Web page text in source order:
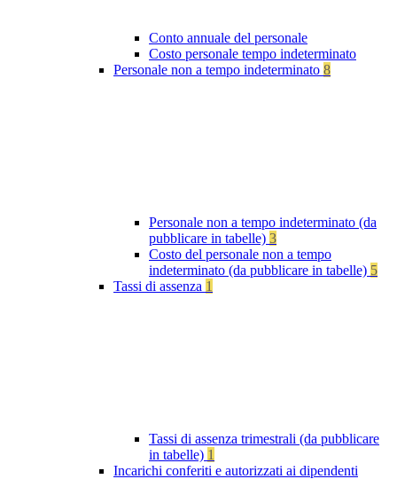
Conto annuale del personale
Costo personale tempo indeterminato
Personale non a tempo indeterminato 8
Personale non a tempo indeterminato (da
pubblicare in tabelle) 3
Costo del personale non a tempo
indeterminato (da pubblicare in tabelle) 5
Tassi di assenza 1
Tassi di assenza trimestrali (da pubblicare
in tabelle) 1
Incarichi conferiti e autorizzati ai dipendenti